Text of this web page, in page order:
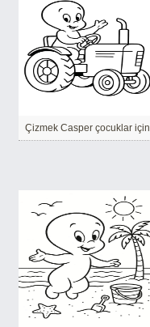
Çizmek Casper çocuklar için